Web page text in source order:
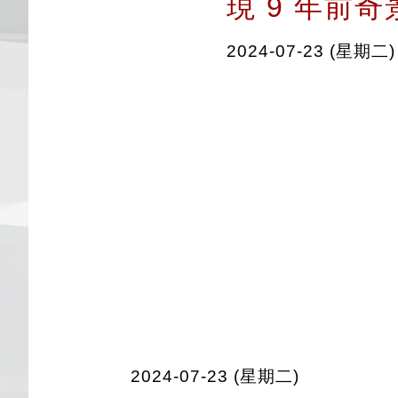
現 9 年前奇
2024-07-23 (星期二)
2024-07-23 (星期二)